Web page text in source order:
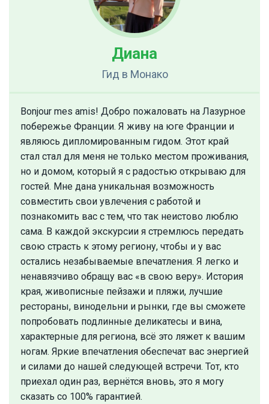
Диана
Гид в Монако
Bonjour mes amis! Добро пожаловать на Лазурное
побережье Франции. Я живу на юге Франции и
являюсь дипломированным гидом. Этот край
стал стал для меня не только местом проживания,
но и домом, который я с радостью открываю для
гостей. Мне дана уникальная возможность
совместить свои увлечения с работой и
познакомить вас с тем, что так неистово люблю
сама. В каждой экскурсии я стремлюсь передать
свою страсть к этому региону, чтобы и у вас
остались незабываемые впечатления. Я легко и
ненавязчиво обращу вас «в свою веру». История
края, живописные пейзажи и пляжи, лучшие
рестораны, винодельни и рынки, где вы сможете
попробовать подлинные деликатесы и вина,
характерные для региона, всё это ляжет к вашим
ногам. Яркие впечатления обеспечат вас энергией
и силами до нашей следующей встречи. Тот, кто
приехал один раз, вернётся вновь, это я могу
сказать со 100% гарантией.